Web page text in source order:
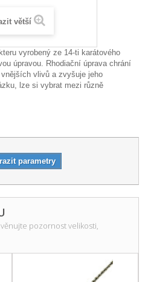
větší
vyrobený ze 14-ti karátového
úpravou. Rhodiační úprava chrání
vlivů a zvyšuje jeho
lze si vybrat mezi různě
parametry
pozornost velikosti,